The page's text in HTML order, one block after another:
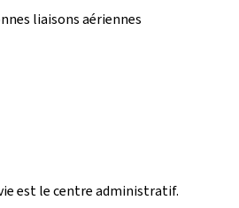
liaisons aériennes
est le centre administratif.